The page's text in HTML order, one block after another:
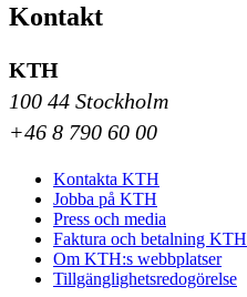
Kontakt
KTH
100 44 Stockholm
+46 8 790 60 00
Kontakta KTH
Jobba på KTH
Press och media
Faktura och betalning KTH
Om KTH:s webbplatser
Tillgänglighetsredogörelse